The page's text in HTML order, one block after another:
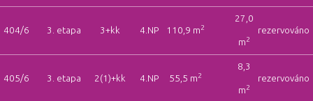
404/6 3. etapa 3+kk 4.NP 110,9 m2
27,0
m2
rezervováno
405/6 3. etapa 2(1)+kk 4.NP 55,5 m2
8,3
m2
rezervováno